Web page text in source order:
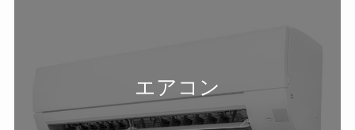
エアコン